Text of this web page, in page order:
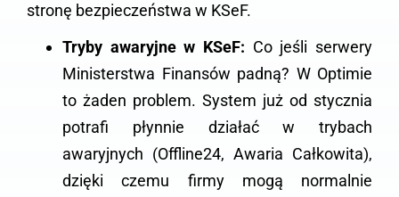
stronę bezpieczeństwa w KSeF.
Tryby awaryjne w KSeF: Co jeśli serwery
Ministerstwa Finansów padną? W Optimie
to żaden problem. System już od stycznia
potrafi płynnie działać w trybach
awaryjnych (Offline24, Awaria Całkowita),
dzięki czemu firmy mogą normalnie